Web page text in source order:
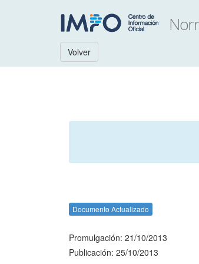
Volver
Documento Actualizado
Promulgación: 21/10/2013
Publicación: 25/10/2013